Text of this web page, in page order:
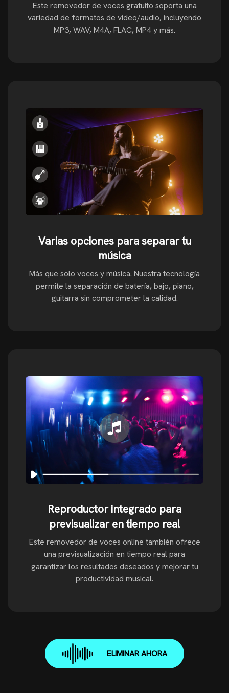
Este removedor de voces gratuito soporta una
variedad de formatos de video/audio, incluyendo
MP3, WAV, M4A, FLAC, MP4 y más.
Varias opciones para separar tu
música
Más que solo voces y música. Nuestra tecnología
permite la separación de batería, bajo, piano,
guitarra sin comprometer la calidad.
Reproductor integrado para
previsualizar en tiempo real
Este removedor de voces online también ofrece
una previsualización en tiempo real para
garantizar los resultados deseados y mejorar tu
productividad musical.
ELIMINAR AHORA